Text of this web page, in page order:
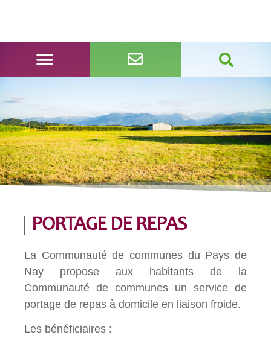
PORTAGE DE REPAS
La Communauté de communes du Pays de
Nay propose aux habitants de la
Communauté de communes un service de
portage de repas à domicile en liaison froide.
Les bénéficiaires :